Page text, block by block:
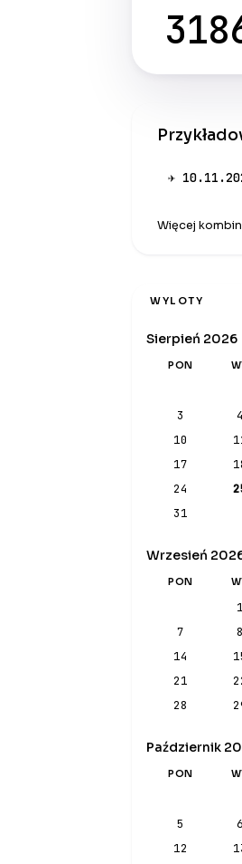
✈
Więcej
WYLOTY
Sierpień 2026
PON
3
4
10
17
24
31
Wrzesień
PON
1
7
8
14
21
28
Październik
PON
5
6
12